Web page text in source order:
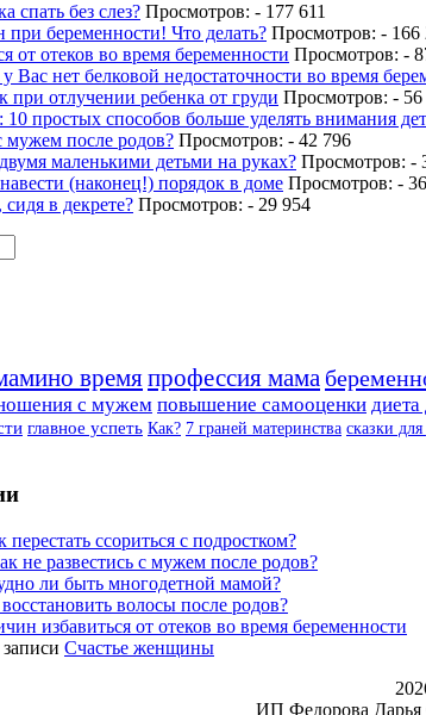
спать без слез? Просмотров: - 177 611
беременности! Что делать? Просмотров: - 166
от отеков во время беременности Просмотров: -
Вас нет белковой недостаточности во время
отлучении ребенка от груди Просмотров: - 56
простых способов больше уделять внимания
мужем после родов? Просмотров: - 42 796
маленькими детьми на руках? Просмотров: -
(наконец!) порядок в доме Просмотров: -
в декрете? Просмотров: - 29 954
времяпрофессия мама
с мужем повышение самооценки
главное успеть Как? 7 граней материнства сказки для
перестать ссориться с подростком?
не развестись с мужем после родов?
ли быть многодетной мамой?
волосы после родов?
избавиться от отеков во время беременности
Счастье женщины
ИП Федорова